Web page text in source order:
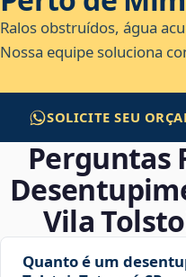
Ralos obstruídos, água
Nossa equipe soluciona
SOLICITE SEU
Perguntas
Vila
Quanto é um